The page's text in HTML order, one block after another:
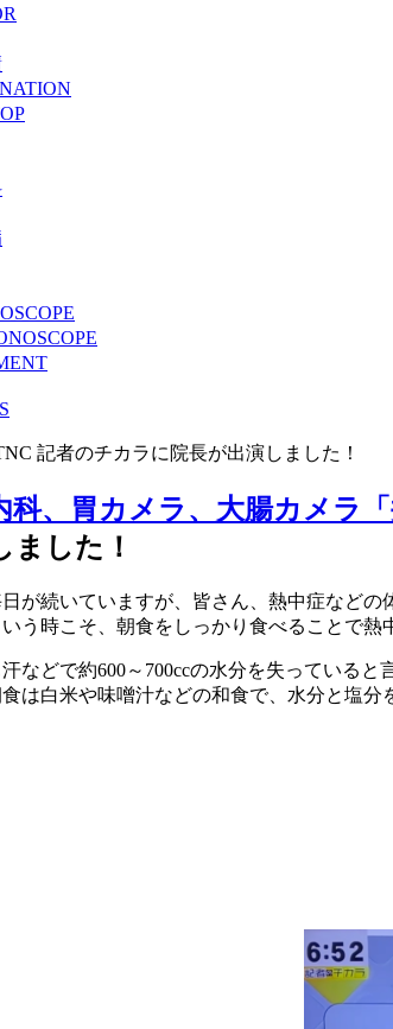
記者のチカラに院長が出演しました！
科、胃カメラ、大腸カメラ「
ました！
が続いていますが、皆さん、熱中症など
う時こそ、朝食をしっかり食べることで熱
などで約600～700ccの水分を失っている
は白米や味噌汁などの和食で、水分と塩